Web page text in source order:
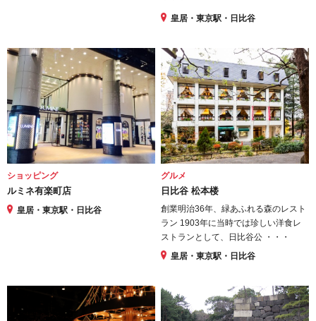
皇居・東京駅・日比谷
ショッピング
ルミネ有楽町店
皇居・東京駅・日比谷
グルメ
日比谷 松本楼
創業明治36年、緑あふれる森のレスト
ラン 1903年に当時では珍しい洋食レ
ストランとして、日比谷公 ・・・
皇居・東京駅・日比谷